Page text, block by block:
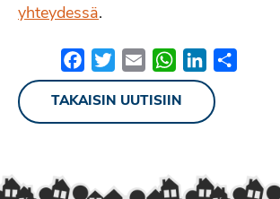
yhteydessä.
FacebookTwitterEmail WhatsApp
LinkedIn
TAKAISIN UUTISIIN